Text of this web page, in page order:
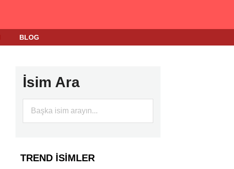
BLOG
İsim Ara
TREND İSIMLER